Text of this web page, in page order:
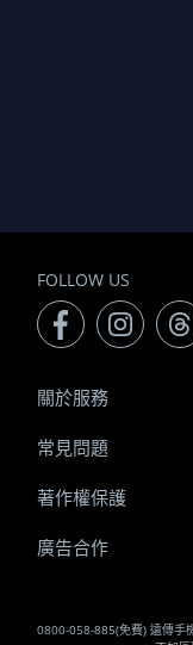
FOLLOW US
0800-058-885(免費) 遠傳手
關於服務
常見問題
著作權保護
廣告合作